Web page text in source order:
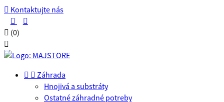
 Kontaktujte nás


 (0)

  Záhrada
Hnojivá a substráty
Ostatné záhradné potreby